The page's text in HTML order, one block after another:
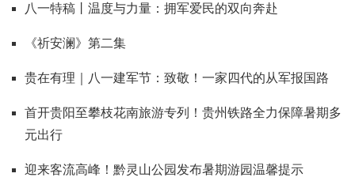
八一特稿丨温度与力量：拥军爱民的双向奔赴
《祈安澜》第二集
贵在有理｜八一建军节：致敬！一家四代的从军报国路
首开贵阳至攀枝花南旅游专列！贵州铁路全力保障暑期多
元出行
迎来客流高峰！黔灵山公园发布暑期游园温馨提示